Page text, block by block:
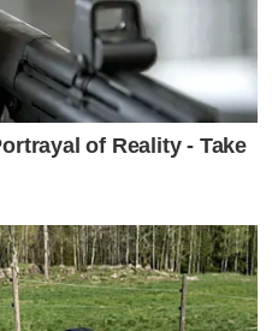
of Reality - Take